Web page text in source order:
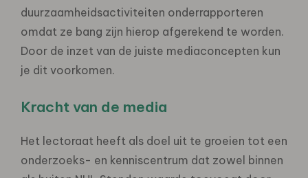
duurzaamheidsactiviteiten onderrapporteren
omdat ze bang zijn hierop afgerekend te worden.
Door de inzet van de juiste mediaconcepten kun
je dit voorkomen.
Kracht van de media
Het lectoraat heeft als doel uit te groeien tot een
onderzoeks- en kenniscentrum dat zowel binnen